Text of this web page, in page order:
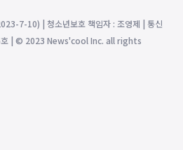
7-10) | 청소년보호 책임자 : 조영제 | 통신
호 | © 2023 News'cool Inc. all rights